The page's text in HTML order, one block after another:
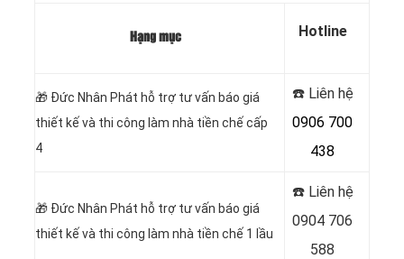
Hạng mục Hotline
🎁 Đức Nhân Phát hỗ trợ tư vấn báo giá
thiết kế và thi công làm nhà tiền chế cấp
4
☎️ Liên hệ
0906 700
438
🎁 Đức Nhân Phát hỗ trợ tư vấn báo giá
thiết kế và thi công làm nhà tiền chế 1 lầu
☎️ Liên hệ
0904 706
588